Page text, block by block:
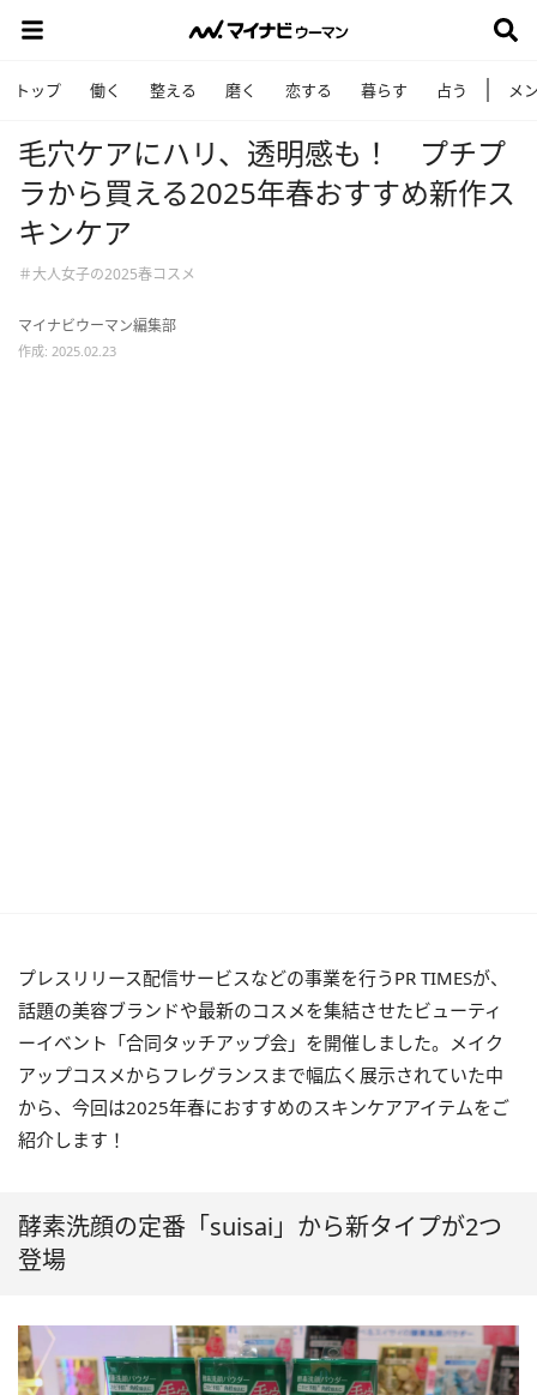
トップ 働く 整える 磨く 恋する 暮らす 占う メ
毛穴ケアにハリ、透明感も！ プチプ
ラから買える2025年春おすすめ新作ス
キンケア
＃大人女子の2025春コスメ
マイナビウーマン編集部
作成: 2025.02.23
プレスリリース配信サービスなどの事業を行うPR TIMESが、
話題の美容ブランドや最新のコスメを集結させたビューティ
ーイベント「合同タッチアップ会」を開催しました。メイク
アップコスメからフレグランスまで幅広く展示されていた中
から、今回は2025年春におすすめのスキンケアアイテムをご
紹介します！
酵素洗顔の定番「suisai」から新タイプが2つ
登場